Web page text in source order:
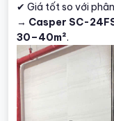
✔ Giá tốt so với
→ Casper SC-
30–40m².